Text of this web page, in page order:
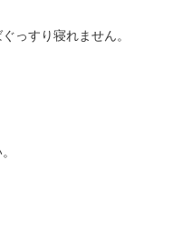
すり寝れません。